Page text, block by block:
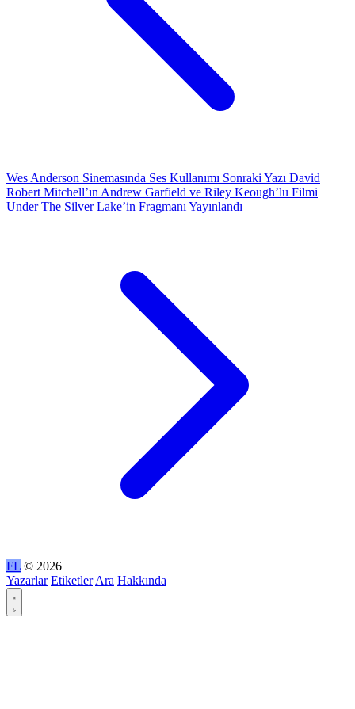
Wes Anderson Sinemasında Ses Kullanımı Sonraki Yazı David
Robert Mitchell’ın Andrew Garfield ve Riley Keough’lu Filmi
Under The Silver Lake’in Fragmanı Yayınlandı
FL © 2026
Yazarlar Etiketler Ara Hakkında